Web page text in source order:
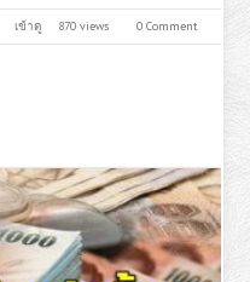
เข้าดู 870 views 0 Comment